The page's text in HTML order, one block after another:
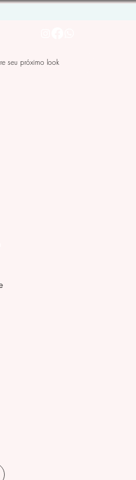
seu próximo look